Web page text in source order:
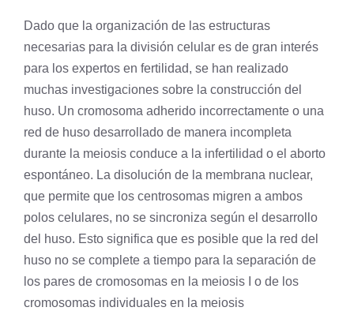
Dado que la organización de las estructuras
necesarias para la división celular es de gran interés
para los expertos en fertilidad, se han realizado
muchas investigaciones sobre la construcción del
huso. Un cromosoma adherido incorrectamente o una
red de huso desarrollado de manera incompleta
durante la meiosis conduce a la infertilidad o el aborto
espontáneo. La disolución de la membrana nuclear,
que permite que los centrosomas migren a ambos
polos celulares, no se sincroniza según el desarrollo
del huso. Esto significa que es posible que la red del
huso no se complete a tiempo para la separación de
los pares de cromosomas en la meiosis I o de los
cromosomas individuales en la meiosis